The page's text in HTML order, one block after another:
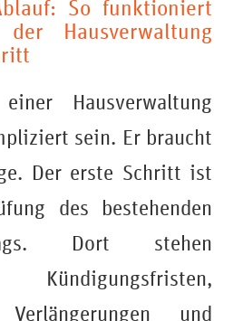
So funktioniert
Hausverwaltung
Hausverwaltung
sein. Er braucht
Der erste Schritt ist
des bestehenden
Dort stehen
Verlängerungen und